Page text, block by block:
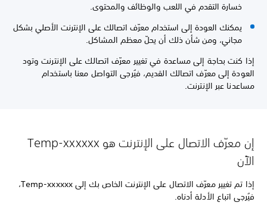
خسارة التقدم في اللعب والوظائف والمحتوى.
يمكنك العودة إلى استخدام معرّف اتصالك على الإنترنت الأصلي بشكل
مجاني، ومن شأن ذلك أن يحلّ معظم المشاكل.
إذا كنت بحاجة إلى مساعدة في تغيير معرّف اتصالك على الإنترنت وتود
العودة إلى معرّف اتصالك القديم، فيُرجى التواصل معنا باستخدام
مساعدنا عبر الإنترنت.
إن معرّف الاتصال على الإنترنت هو Temp-xxxxxx
الآن
إذا تم تغيير معرّف الاتصال على الإنترنت الخاص بك إلى Temp-xxxxxx،
فيُرجى اتباع الأدلة أدناه.